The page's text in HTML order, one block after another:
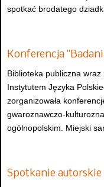
spotkać brodatego
Konferencja
Biblioteka publiczna
Instytutem Języka
zorganizowała
gwaroznawczo-
ogólnopolskim. Miejski
Spotkanie autorskie